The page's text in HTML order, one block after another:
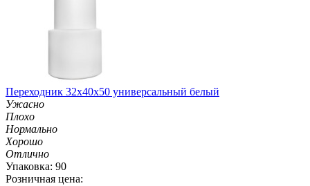
Переходник 32х40х50 универсальный белый
Ужасно
Плохо
Нормально
Хорошо
Отлично
Упаковка: 90
Розничная цена: